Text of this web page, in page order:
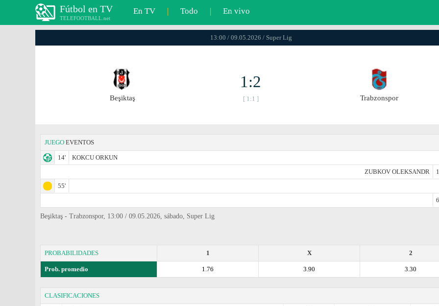
Fútbol en TV
TELEFOOTBALL.net
En TV | Todo | En vivo
13:00 / 09.05.2026 / Super Lig
Beşiktaş
1:2
[ 1:1 ] Trabzonspor
JUEGO EVENTOS
14'
KOKCU ORKUN
ZUBKOV OLEKSANDR
55'
Beşiktaş - Trabzonspor, 13:00 / 09.05.2026, sábado, Super Lig
PROBABILIDADES 2
X
1
Prob. promedio 3.30
3.90
1.76
CLASIFICACIONES